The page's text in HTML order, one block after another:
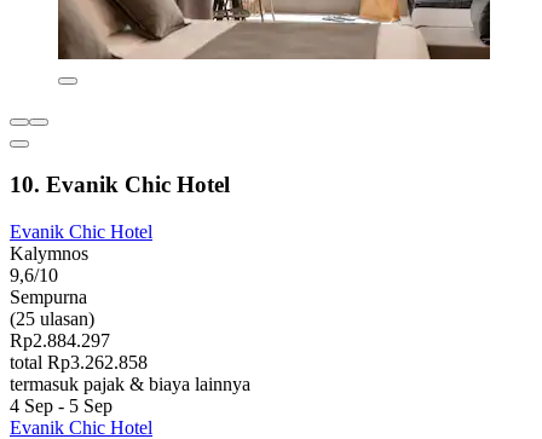
10. Evanik Chic Hotel
Evanik Chic Hotel
Kalymnos
9,6/10
Sempurna
(25 ulasan)
Rp2.884.297
total Rp3.262.858
termasuk pajak & biaya lainnya
4 Sep - 5 Sep
Evanik Chic Hotel